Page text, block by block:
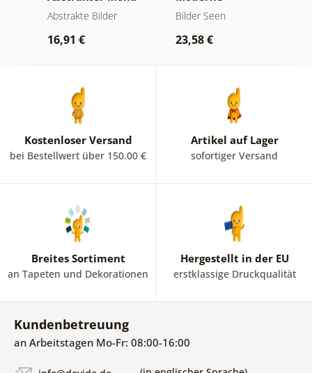
am Wasser
Abstrakte Bilder
16,91 €
Abstraktion mit
Bilder Seen
23,58 €
Kostenloser Versand
bei Bestellwert über 150.00 €
Artikel auf Lager
sofortiger Versand
Breites Sortiment
an Tapeten und Dekorationen
Hergestellt in der EU
erstklassige Druckqualität
Kundenbetreuung
an Arbeitstagen Mo-Fr: 08:00-16:00